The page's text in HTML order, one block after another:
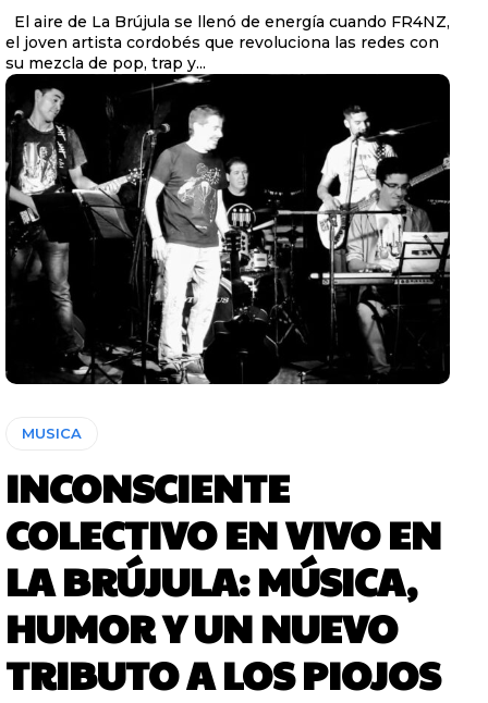
El aire de La Brújula se llenó de energía cuando FR4NZ,
el joven artista cordobés que revoluciona las redes con
su mezcla de pop, trap y...
MUSICA
INCONSCIENTE
COLECTIVO EN VIVO EN
LA BRÚJULA: MÚSICA,
HUMOR Y UN NUEVO
TRIBUTO A LOS PIOJOS